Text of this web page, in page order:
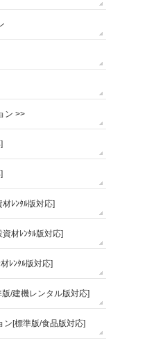
ン >>
ﾚﾝﾀﾙ版対応]
材ﾚﾝﾀﾙ版対応]
ﾚﾝﾀﾙ版対応]
/建機レンタル版対応]
ン[標準版/食品版対応]